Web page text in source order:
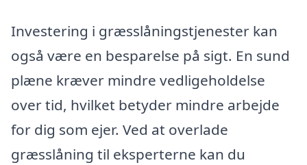
Investering i græsslåningstjenester kan
også være en besparelse på sigt. En sund
plæne kræver mindre vedligeholdelse
over tid, hvilket betyder mindre arbejde
for dig som ejer. Ved at overlade
græsslåning til eksperterne kan du